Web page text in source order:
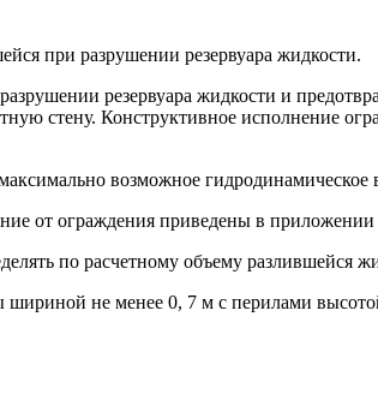
при разрушении резервуара жидкости.
резервуара жидкости и
стену. Конструктивное исполнение
возможное гидродинамическое
от ограждения приведены в приложении
по расчетному объему разлившейся
шириной не менее 0, 7 м с перилами